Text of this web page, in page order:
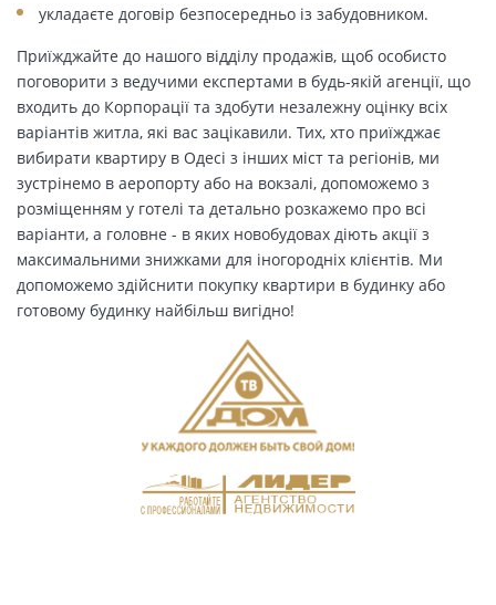
укладаєте договір безпосередньо із забудовником.
Приїжджайте до нашого відділу продажів, щоб особисто
поговорити з ведучими експертами в будь-якій агенції, що
входить до Корпорації та здобути незалежну оцінку всіх
варіантів житла, які вас зацікавили. Тих, хто приїжджає
вибирати квартиру в Одесі з інших міст та регіонів, ми
зустрінемо в аеропорту або на вокзалі, допоможемо з
розміщенням у готелі та детально розкажемо про всі
варіанти, а головне - в яких новобудовах діють акції з
максимальними знижками для іногородніх клієнтів. Ми
допоможемо здійснити покупку квартири в будинку або
готовому будинку найбільш вигідно!